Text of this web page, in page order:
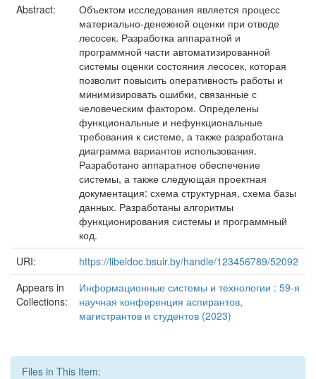
Abstract:
Объектом исследования является процесс
материально-денежной оценки при отводе
лесосек. Разработка аппаратной и
программной части автоматизированной
системы оценки состояния лесосек, которая
позволит повысить оперативность работы и
минимизировать ошибки, связанные с
человеческим фактором. Определены
функциональные и нефункциональные
требования к системе, а также разработана
диаграмма вариантов использования.
Разработано аппаратное обеспечение
системы, а также следующая проектная
документация: схема структурная, схема базы
данных. Разработаны алгоритмы
функционирования системы и программный
код.
URI:
https://libeldoc.bsuir.by/handle/123456789/52092
Appears in
Collections:
Информационные системы и технологии : 59-я
научная конференция аспирантов,
магистрантов и студентов (2023)
Files in This Item: